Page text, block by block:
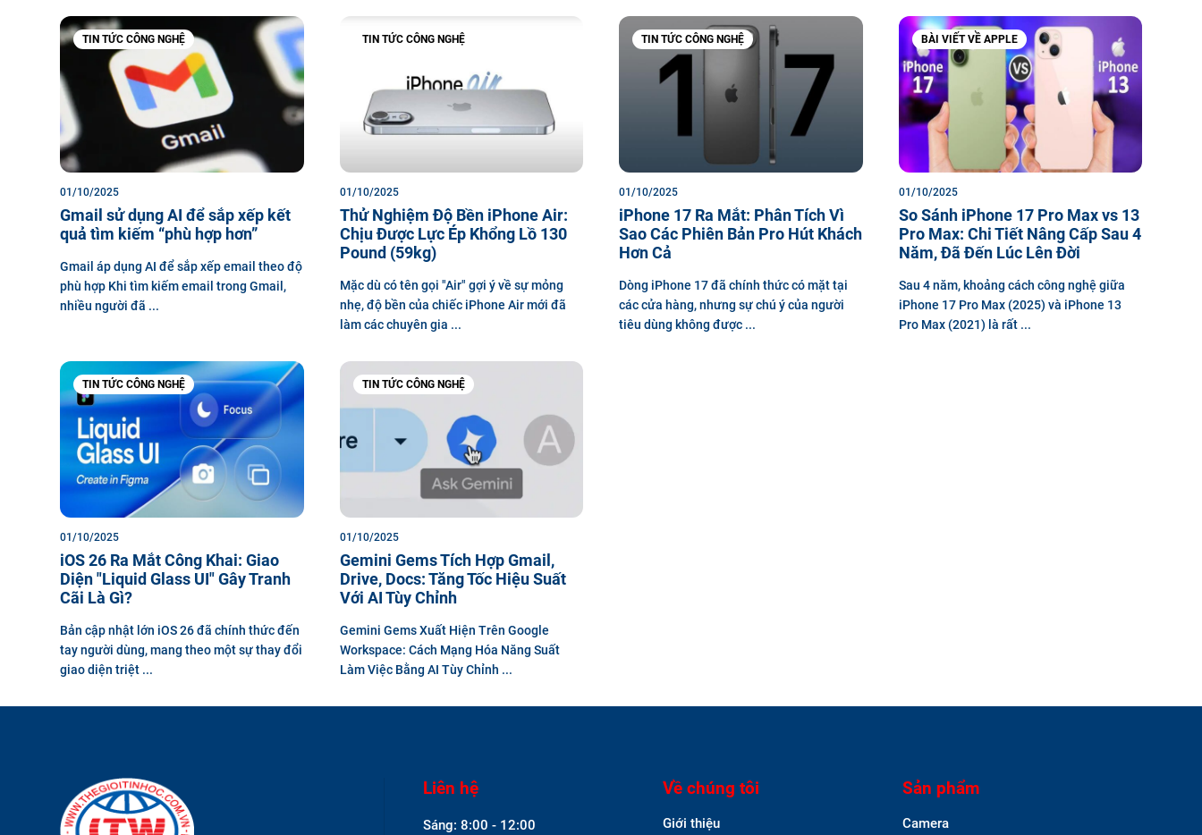
TIN TỨC CÔNG NGHỆ
01/10/2025
Gmail sử dụng AI để sắp xếp kết
quả tìm kiếm “phù hợp hơn”
Gmail áp dụng AI để sắp xếp email theo độ
phù hợp Khi tìm kiếm email trong Gmail,
nhiều người đã ...
TIN TỨC CÔNG NGHỆ
01/10/2025
Thử Nghiệm Độ Bền iPhone Air:
Chịu Được Lực Ép Khổng Lồ 130
Pound (59kg)
Mặc dù có tên gọi "Air" gợi ý về sự mỏng
nhẹ, độ bền của chiếc iPhone Air mới đã
làm các chuyên gia ...
TIN TỨC CÔNG NGHỆ
01/10/2025
iPhone 17 Ra Mắt: Phân Tích Vì
Sao Các Phiên Bản Pro Hút Khách
Hơn Cả
Dòng iPhone 17 đã chính thức có mặt tại
các cửa hàng, nhưng sự chú ý của người
tiêu dùng không được ...
BÀI VIẾT VỀ APPLE
01/10/2025
So Sánh iPhone 17 Pro Max vs 13
Pro Max: Chi Tiết Nâng Cấp Sau 4
Năm, Đã Đến Lúc Lên Đời
Sau 4 năm, khoảng cách công nghệ giữa
iPhone 17 Pro Max (2025) và iPhone 13
Pro Max (2021) là rất ...
TIN TỨC CÔNG NGHỆ
01/10/2025
iOS 26 Ra Mắt Công Khai: Giao
Diện "Liquid Glass UI" Gây Tranh
Cãi Là Gì?
Bản cập nhật lớn iOS 26 đã chính thức đến
tay người dùng, mang theo một sự thay đổi
giao diện triệt ...
TIN TỨC CÔNG NGHỆ
01/10/2025
Gemini Gems Tích Hợp Gmail,
Drive, Docs: Tăng Tốc Hiệu Suất
Với AI Tùy Chỉnh
Gemini Gems Xuất Hiện Trên Google
Workspace: Cách Mạng Hóa Năng Suất
Làm Việc Bằng AI Tùy Chỉnh ...
Liên hệ
Sáng: 8:00 - 12:00
Về chúng tôi
Giới thiệu
Sản phẩm
Camera